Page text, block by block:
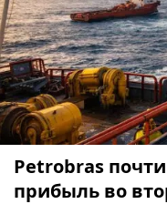
Petrobras
прибыль во